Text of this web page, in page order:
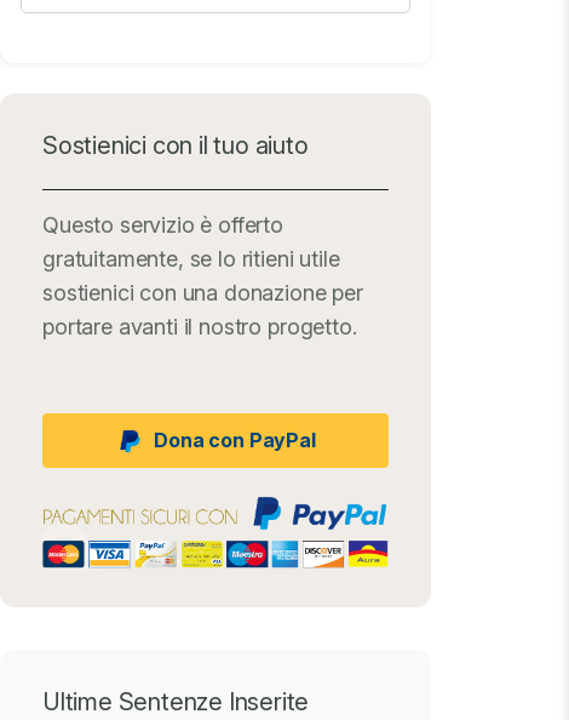
Sostienici con il tuo aiuto
Questo servizio è offerto
gratuitamente, se lo ritieni utile
sostienici con una donazione per
portare avanti il nostro progetto.
Dona con PayPal
Ultime Sentenze Inserite